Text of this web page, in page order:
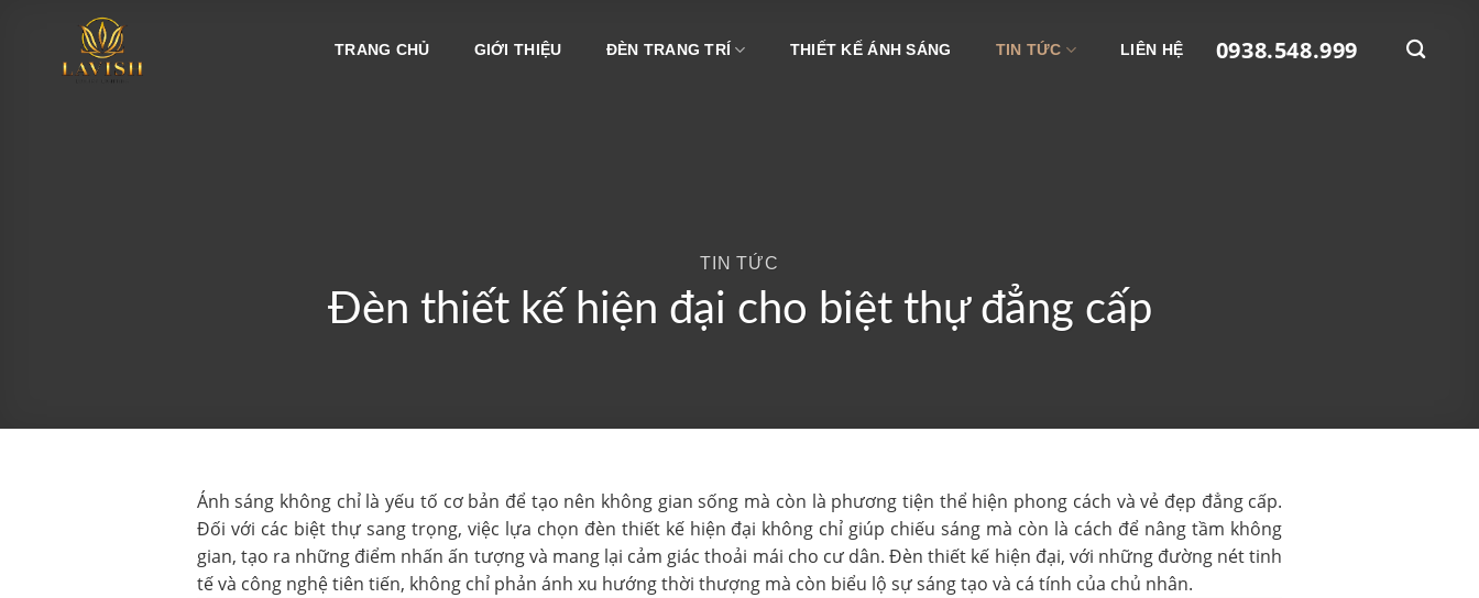
TRANG CHỦ GIỚI THIỆU ĐÈN TRANG TRÍ THIẾT KẾ ÁNH SÁNG TIN TỨC LIÊN HỆ 0938.548.999
TIN TỨC
Đèn thiết kế hiện đại cho biệt thự đẳng cấp
Ánh sáng không chỉ là yếu tố cơ bản để tạo nên không gian sống mà còn là phương tiện thể hiện phong cách và vẻ đẹp đẳng cấp.
Đối với các biệt thự sang trọng, việc lựa chọn đèn thiết kế hiện đại không chỉ giúp chiếu sáng mà còn là cách để nâng tầm không
gian, tạo ra những điểm nhấn ấn tượng và mang lại cảm giác thoải mái cho cư dân. Đèn thiết kế hiện đại, với những đường nét tinh
tế và công nghệ tiên tiến, không chỉ phản ánh xu hướng thời thượng mà còn biểu lộ sự sáng tạo và cá tính của chủ nhân.